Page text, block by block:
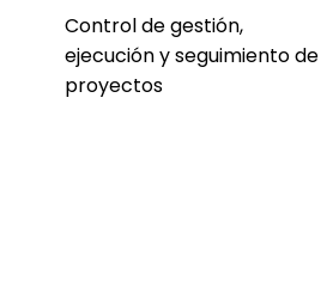
Control de gestión,
ejecución y seguimiento de
proyectos